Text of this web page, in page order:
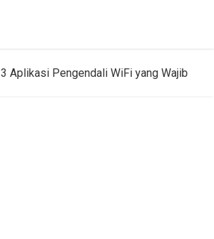
3 Aplikasi Pengendali WiFi yang Wajib